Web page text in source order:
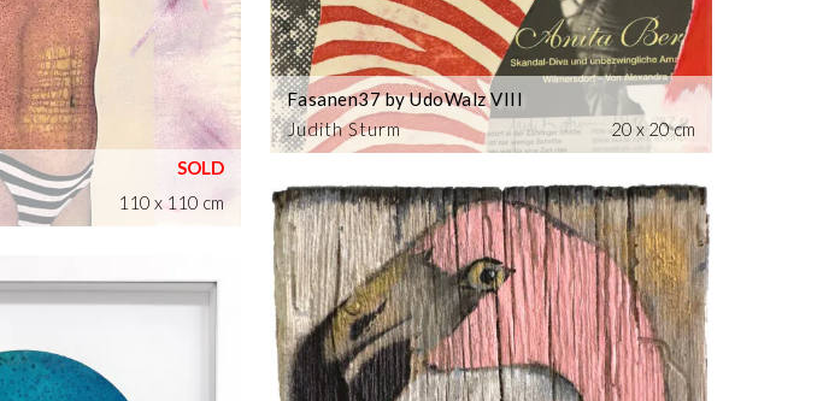
110 x 110 cm
Judith Sturm
Fasanen37 by UdoWalz VIII
20 x 20 cm